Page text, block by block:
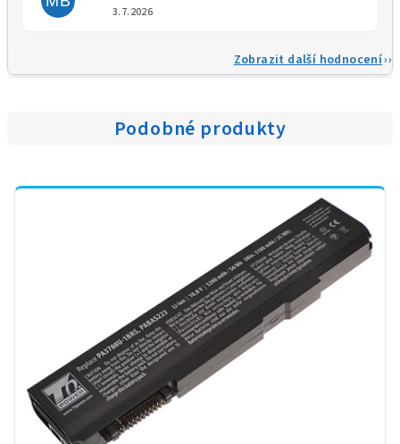
3.7.2026
Zobrazit další hodnocení
Podobné produkty